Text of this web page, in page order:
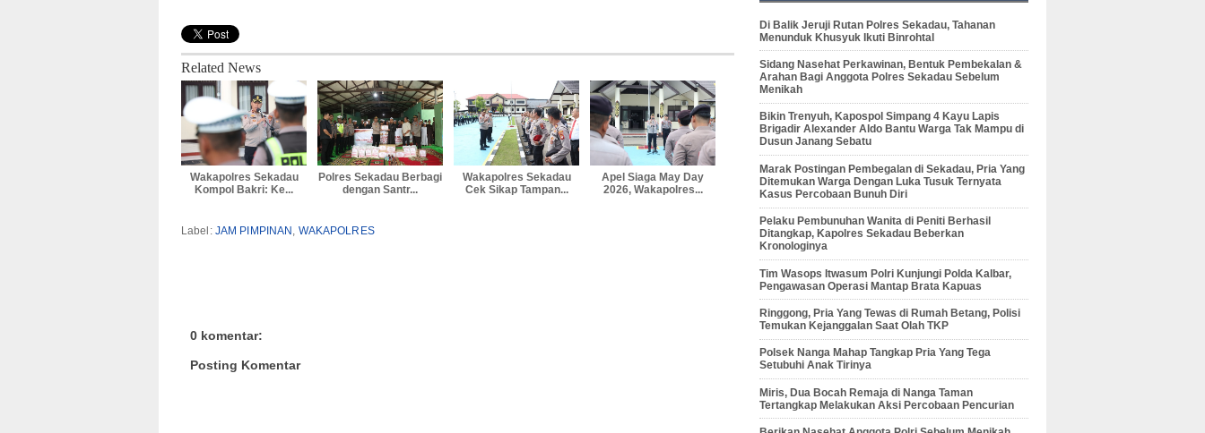
Related News
Wakapolres Sekadau
Kompol Bakri: Ke...
Polres Sekadau Berbagi
dengan Santr...
Wakapolres Sekadau
Cek Sikap Tampan...
Apel Siaga May Day
2026, Wakapolres...
Label: JAM PIMPINAN , WAKAPOLRES
0 komentar:
Posting Komentar
Di Balik Jeruji Rutan Polres Sekadau, Tahanan
Menunduk Khusyuk Ikuti Binrohtal
Sidang Nasehat Perkawinan, Bentuk Pembekalan &
Arahan Bagi Anggota Polres Sekadau Sebelum
Menikah
Bikin Trenyuh, Kapospol Simpang 4 Kayu Lapis
Brigadir Alexander Aldo Bantu Warga Tak Mampu di
Dusun Janang Sebatu
Marak Postingan Pembegalan di Sekadau, Pria Yang
Ditemukan Warga Dengan Luka Tusuk Ternyata
Kasus Percobaan Bunuh Diri
Pelaku Pembunuhan Wanita di Peniti Berhasil
Ditangkap, Kapolres Sekadau Beberkan
Kronologinya
Tim Wasops Itwasum Polri Kunjungi Polda Kalbar,
Pengawasan Operasi Mantap Brata Kapuas
Ringgong, Pria Yang Tewas di Rumah Betang, Polisi
Temukan Kejanggalan Saat Olah TKP
Polsek Nanga Mahap Tangkap Pria Yang Tega
Setubuhi Anak Tirinya
Miris, Dua Bocah Remaja di Nanga Taman
Tertangkap Melakukan Aksi Percobaan Pencurian